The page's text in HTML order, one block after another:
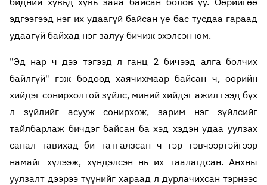
эдгээгээд нэг их удаагүй байсан үе бас тусдаа гараад
удаагүй байхад нэг залуу бичиж эхэлсэн юм.
"Эд нар ч дээ тэгээд л ганц 2 бичээд алга болчих
байлгүй" гэж бодоод хаячихмаар байсан ч, өөрийн
хийдэг сонирхолтой зүйлс, миний хийдэг ажил гээд бүх
л зүйлийг асууж сонирхож, зарим нэг зүйлсийг
тайлбарлаж бичдэг байсан ба хэд хэдэн удаа уулзах
санал тавихад би татгалзсан ч тэр тэвчээртэйгээр
намайг хүлээж, хүндэлсэн нь их таалагдсан. Анхны
уулзалт дээрээ түүнийг хараад л дурлачихсан тэрнээс